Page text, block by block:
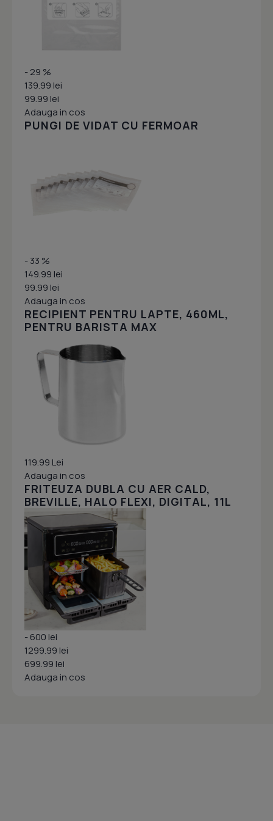
- 29 %
139.99 lei
99.99 lei
Adauga in cos
PUNGI DE VIDAT CU FERMOAR
- 33 %
149.99 lei
99.99 lei
Adauga in cos
RECIPIENT PENTRU LAPTE, 460ML,
PENTRU BARISTA MAX
119.99 Lei
Adauga in cos
FRITEUZA DUBLA CU AER CALD,
BREVILLE, HALO FLEXI, DIGITAL, 11L
- 600 lei
1299.99 lei
699.99 lei
Adauga in cos